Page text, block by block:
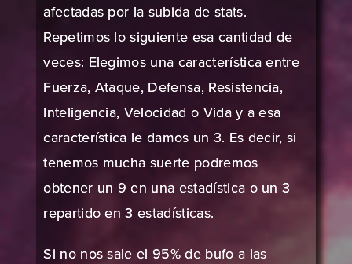
afectadas por la subida de stats.
Repetimos lo siguiente esa cantidad de
veces: Elegimos una característica entre
Fuerza, Ataque, Defensa, Resistencia,
Inteligencia, Velocidad o Vida y a esa
característica le damos un 3. Es decir, si
tenemos mucha suerte podremos
obtener un 9 en una estadística o un 3
repartido en 3 estadísticas.
Si no nos sale el 95% de bufo a las